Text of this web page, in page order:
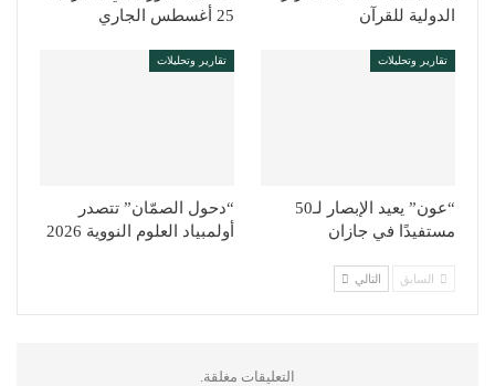
الدولية للقرآن
25 أغسطس الجاري
تقارير وتحليلات
“عون” يعيد الإبصار لـ50
مستفيدًا في جازان
تقارير وتحليلات
“دحول الصمّان” تتصدر
أولمبياد العلوم النووية 2026
السابق التالي
التعليقات مغلقة.